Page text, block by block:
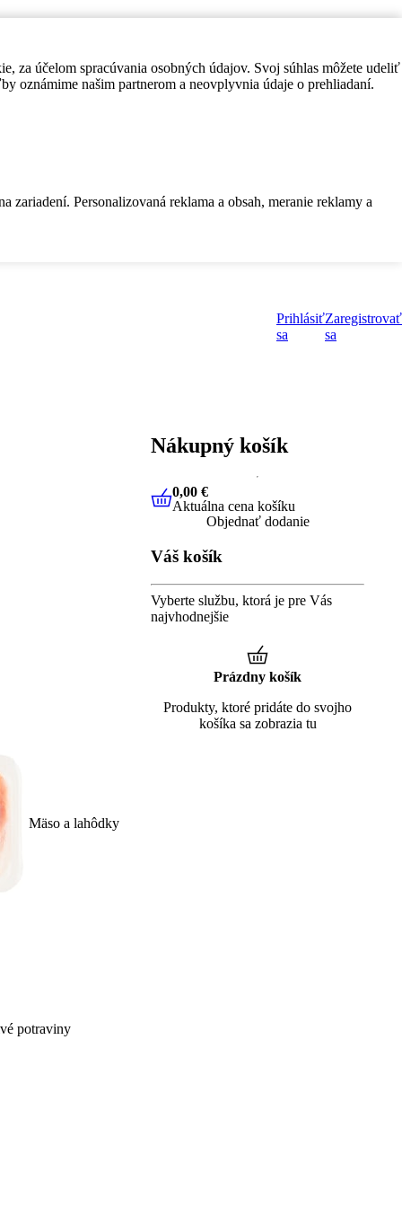
za účelom spracúvania osobných údajov. Svoj súhlas môžete udeliť
oznámime našim partnerom a neovplyvnia údaje o prehliadaní.
Personalizovaná reklama a obsah, meranie reklamy a
Prihlásiť
sa
Zaregistrovať
sa
Mäso a lahôdky
potraviny
Nákupný košík
0,00 €Aktuálna cena košíku
0,00 €
Aktuálna cena košíku
Objednať dodanie
Váš košík
Vyberte službu, ktorá je pre Vás
najvhodnejšie
Prázdny košík
Produkty, ktoré pridáte do svojho
košíka sa zobrazia tu